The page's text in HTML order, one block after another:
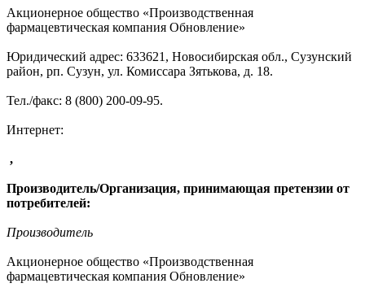
Акционерное общество «Производственная
фармацевтическая компания Обновление»
Юридический адрес: 633621, Новосибирская обл., Сузунский
район, рп. Сузун, ул. Комиссара Зятькова, д. 18.
Тел./факс: 8 (800) 200-09-95.
Интернет:
,
Производитель/Организация, принимающая претензии от
потребителей:
Производитель
Акционерное общество «Производственная
фармацевтическая компания Обновление»